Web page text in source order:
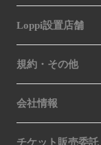
Loppi設置店舗
規約・その他
会社情報
チケット販売委